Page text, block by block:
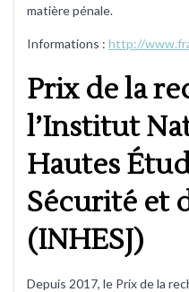
matière pénale.
Informations : http://
Prix de la
l’Institut
Hautes
Sécurité et
(INHESJ)
Depuis 2017, le Prix de la